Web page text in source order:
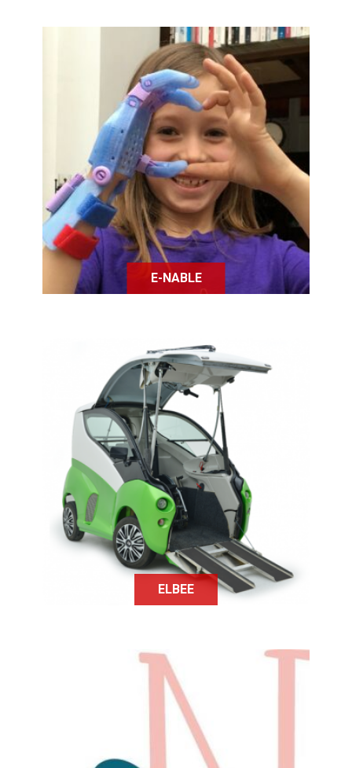
E-NABLE
E-nable est une association
spécialisée dans la fabrication des
prothèses imprimées en 3D.
ELBEE
Elbee est une voiture qui se conduit
sans sortir de son fauteuil roulant.
eNorme, est une plateforme gratuite
qui met en relation les familles